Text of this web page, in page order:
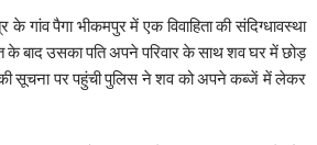
के गांव पैगा भीकमपुर में एक विवाहिता की संदिग्धावस्था
के बाद उसका पति अपने परिवार के साथ शव घर में छोड़
सूचना पर पहुंची पुलिस ने शव को अपने कब्जें में लेकर